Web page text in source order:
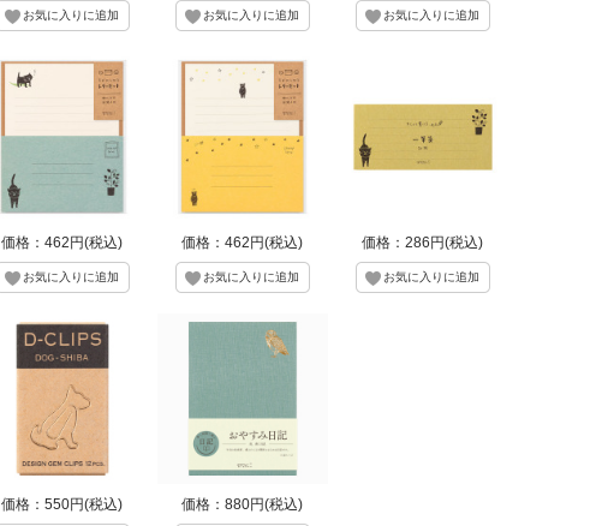
価格：462円(税込) 価格：462円(税込) 価格：286円(税込)
価格：550円(税込) 価格：880円(税込)